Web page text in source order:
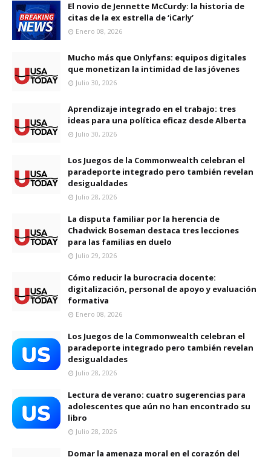
El novio de Jennette McCurdy: la historia de
citas de la ex estrella de ‘iCarly’
Enero 08, 2026
Mucho más que Onlyfans: equipos digitales
que monetizan la intimidad de las jóvenes
Julio 30, 2026
Aprendizaje integrado en el trabajo: tres
ideas para una política eficaz desde Alberta
Julio 30, 2026
Los Juegos de la Commonwealth celebran el
paradeporte integrado pero también revelan
desigualdades
Julio 28, 2026
La disputa familiar por la herencia de
Chadwick Boseman destaca tres lecciones
para las familias en duelo
Julio 29, 2026
Cómo reducir la burocracia docente:
digitalización, personal de apoyo y evaluación
formativa
Enero 08, 2026
Los Juegos de la Commonwealth celebran el
paradeporte integrado pero también revelan
desigualdades
Julio 28, 2026
Lectura de verano: cuatro sugerencias para
adolescentes que aún no han encontrado su
libro
Julio 28, 2026
Domar la amenaza moral en el corazón del